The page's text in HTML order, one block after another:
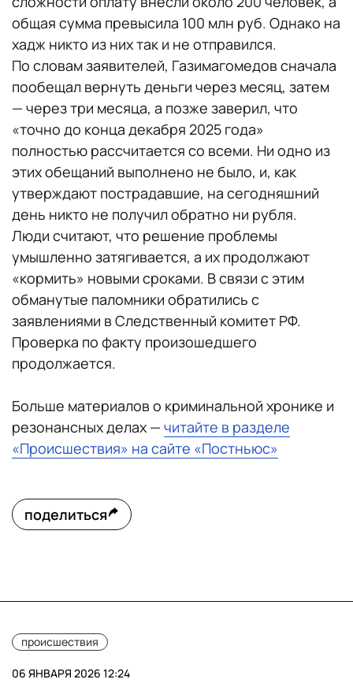
общая сумма превысила 100 млн руб. Однако на
хадж никто из них так и не отправился.
По словам заявителей, Газимагомедов сначала
пообещал вернуть деньги через месяц, затем
— через три месяца, а позже заверил, что
«точно до конца декабря 2025 года»
полностью рассчитается со всеми. Ни одно из
этих обещаний выполнено не было, и, как
утверждают пострадавшие, на сегодняшний
день никто не получил обратно ни рубля.
Люди считают, что решение проблемы
умышленно затягивается, а их продолжают
«кормить» новыми сроками. В связи с этим
обманутые паломники обратились с
заявлениями в Следственный комитет РФ.
Проверка по факту произошедшего
продолжается.
Больше материалов о криминальной хронике и
резонансных делах — читайте в разделе
«Происшествия» на сайте «Постньюс»
поделиться
происшествия
06 ЯНВАРЯ 2026 12:24